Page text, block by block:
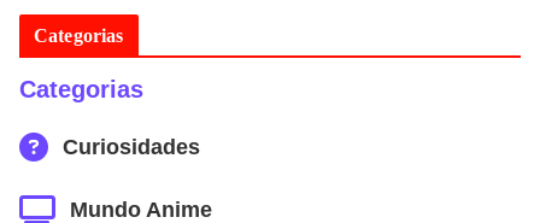
Categorias
Categorias
Curiosidades
Mundo Anime